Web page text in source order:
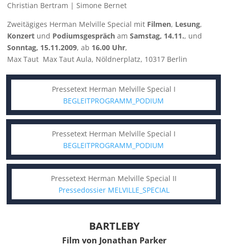
Christian Bertram | Simone Bernet
Zweitägiges Herman Melville Special mit Filmen, Lesung,
Konzert und Podiumsgespräch am Samstag, 14.11., und
Sonntag, 15.11.2009, ab 16.00 Uhr,
Max Taut Max Taut Aula, Nöldnerplatz, 10317 Berlin
Pressetext Herman Melville Special I
BEGLEITPROGRAMM_PODIUM
Pressetext Herman Melville Special I
BEGLEITPROGRAMM_PODIUM
Pressetext Herman Melville Special II
Pressedossier MELVILLE_SPECIAL
BARTLEBY
Film von Jonathan Parker